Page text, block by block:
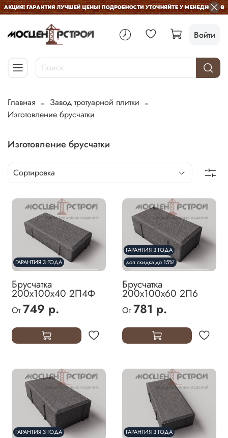
Войти
Главная
Завод тротуарной плитки
Изготовление брусчатки
Изготовление брусчатки
ГАРАНТИЯ 3 ГОДА
Брусчатка
200х100х40 2П4Ф
От 749 р.
ГАРАНТИЯ 3 ГОДА
доп скидка до 15%!
Брусчатка
200х100х60 2П6
От 781 р.
ГАРАНТИЯ 3 ГОДА ГАРАНТИЯ 3 ГОДА